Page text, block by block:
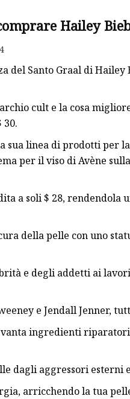
Hailey
del Santo Graal di
cult e la cosa
sua linea di prodotti per
per il viso di Avène
a soli $ 28, rendendola
della pelle con uno
e degli addetti ai
e Jendall Jenner,
ingredienti
dagli aggressori esterni
arricchendo la tua